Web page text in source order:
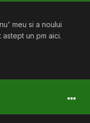
meu si a noului
un pm aici.